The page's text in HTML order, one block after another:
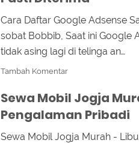
Cara Daftar Google Adsense
sobat Bobbib, Saat ini Google
tidak asing lagi di telinga an…
Tambah Komentar
Sewa Mobil Jogja
Pengalaman Pribadi
Sewa Mobil Jogja Murah -